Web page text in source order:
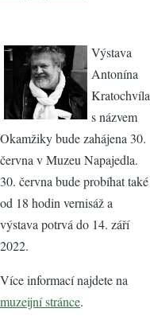
Výstava
Antonína
Kratochvíla
s názvem
Okamžiky bude zahájena 30.
června v Muzeu Napajedla.
30. června bude probíhat také
od 18 hodin vernisáž a
výstava potrvá do 14. září
2022.
Více informací najdete na
muzeijní stránce.